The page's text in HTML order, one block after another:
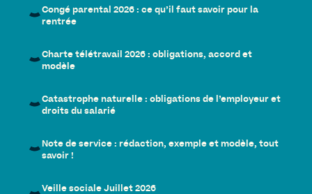
Congé parental 2026 : ce qu’il faut savoir pour la
rentrée
Charte télétravail 2026 : obligations, accord et
modèle
Catastrophe naturelle : obligations de l’employeur et
droits du salarié
Note de service : rédaction, exemple et modèle, tout
savoir !
Veille sociale Juillet 2026